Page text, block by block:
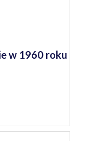
w 1960 roku